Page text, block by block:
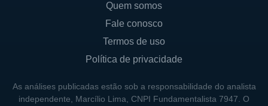
Quem somos
Fale conosco
Termos de uso
Política de privacidade
As análises publicadas estão sob a responsabilidade do analista
independente, Marcílio Lima, CNPI Fundamentalista 7947. O